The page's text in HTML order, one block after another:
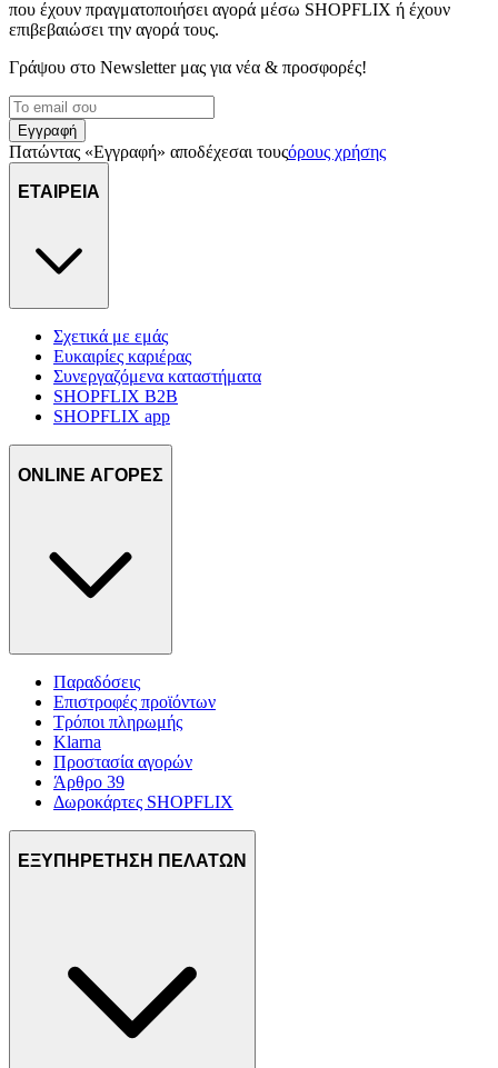
διαφημίσεων και περιεχομένου, τις μετρήσεις σχετικά με
διαφημίσεις και περιεχόμενο, την καλύτερη εικόνα του κοινού
πληροφορίες σχετικά με την από μέρους σας χρήση της
τοποθεσίας μας στους συνεργάτες μέσων κοινωνικής
δικτύωσης, διαφημίσεων και ανάλυσης.
που έχουν πραγματοποιήσει αγορά μέσω SHOPFLIX ή έχουν
επιβεβαιώσει την αγορά τους.
Γράψου στο Νewsletter μας για νέα & προσφορές!
Εγγραφή
Πατώντας «Εγγραφή» αποδέχεσαι τουςόρους χρήσης
ΕΤΑΙΡΕΙΑ
Σχετικά με εμάς
Ευκαιρίες καριέρας
Συνεργαζόμενα καταστήματα
SHOPFLIX B2B
SHOPFLIX app
ONLINE ΑΓΟΡΕΣ
Παραδόσεις
Επιστροφές προϊόντων
Τρόποι πληρωμής
Klarna
Προστασία αγορών
Άρθρο 39
Δωροκάρτες SHOPFLIX
ΕΞΥΠΗΡΕΤΗΣΗ ΠΕΛΑΤΩΝ